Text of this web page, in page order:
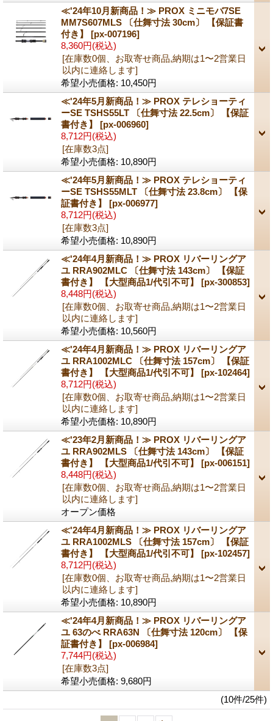
≪'24年10月新商品！≫ PROX ミニモバ7SE
MM7S607MLS 〔仕舞寸法 30cm〕 【保証書
付き】 [px-007196]
8,360円(税込)
[在庫数0個、お取寄せ商品,納期は1〜2営業日
以内に連絡します]
希望小売価格: 10,450円
≪'24年5月新商品！≫ PROX テレショーティ
ーSE TSHS55LT 〔仕舞寸法 22.5cm〕 【保証
書付き】 [px-006960]
8,712円(税込)
[在庫数3点]
希望小売価格: 10,890円
≪'24年5月新商品！≫ PROX テレショーティ
ーSE TSHS55MLT 〔仕舞寸法 23.8cm〕 【保
証書付き】 [px-006977]
8,712円(税込)
[在庫数3点]
希望小売価格: 10,890円
≪'24年4月新商品！≫ PROX リバーリングア
ユ RRA902MLC 〔仕舞寸法 143cm〕 【保証
書付き】 【大型商品1/代引不可】 [px-300853]
8,448円(税込)
[在庫数0個、お取寄せ商品,納期は1〜2営業日
以内に連絡します]
希望小売価格: 10,560円
≪'24年4月新商品！≫ PROX リバーリングア
ユ RRA1002MLC 〔仕舞寸法 157cm〕 【保証
書付き】 【大型商品1/代引不可】 [px-102464]
8,712円(税込)
[在庫数0個、お取寄せ商品,納期は1〜2営業日
以内に連絡します]
希望小売価格: 10,890円
≪'23年2月新商品！≫ PROX リバーリングア
ユ RRA902MLS 〔仕舞寸法 143cm〕 【保証
書付き】 【大型商品1/代引不可】 [px-006151]
8,448円(税込)
[在庫数0個、お取寄せ商品,納期は1〜2営業日
以内に連絡します]
オープン価格
≪'24年4月新商品！≫ PROX リバーリングア
ユ RRA1002MLS 〔仕舞寸法 157cm〕 【保証
書付き】 【大型商品1/代引不可】 [px-102457]
8,712円(税込)
[在庫数0個、お取寄せ商品,納期は1〜2営業日
以内に連絡します]
希望小売価格: 10,890円
≪'24年4月新商品！≫ PROX リバーリングア
ユ 63のべ RRA63N 〔仕舞寸法 120cm〕 【保
証書付き】 [px-006984]
7,744円(税込)
[在庫数3点]
希望小売価格: 9,680円
(10件/25件)